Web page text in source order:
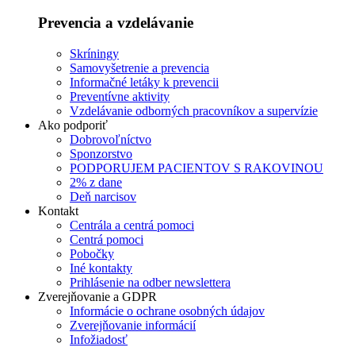
Prevencia a vzdelávanie
Skríningy
Samovyšetrenie a prevencia
Informačné letáky k prevencii
Preventívne aktivity
Vzdelávanie odborných pracovníkov a supervízie
Ako podporiť
Dobrovoľníctvo
Sponzorstvo
PODPORUJEM PACIENTOV S RAKOVINOU
2% z dane
Deň narcisov
Kontakt
Centrála a centrá pomoci
Centrá pomoci
Pobočky
Iné kontakty
Prihlásenie na odber newslettera
Zverejňovanie a GDPR
Informácie o ochrane osobných údajov
Zverejňovanie informácií
Infožiadosť